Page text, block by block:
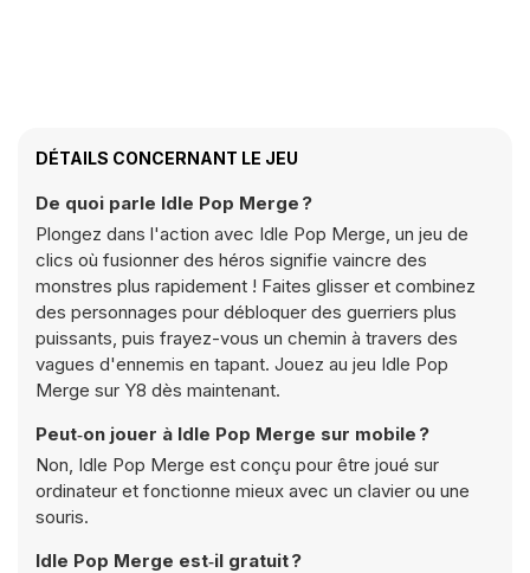
DÉTAILS CONCERNANT LE JEU
De quoi parle Idle Pop Merge ?
Plongez dans l'action avec Idle Pop Merge, un jeu de
clics où fusionner des héros signifie vaincre des
monstres plus rapidement ! Faites glisser et combinez
des personnages pour débloquer des guerriers plus
puissants, puis frayez-vous un chemin à travers des
vagues d'ennemis en tapant. Jouez au jeu Idle Pop
Merge sur Y8 dès maintenant.
Peut‑on jouer à Idle Pop Merge sur mobile ?
Non, Idle Pop Merge est conçu pour être joué sur
ordinateur et fonctionne mieux avec un clavier ou une
souris.
Idle Pop Merge est‑il gratuit ?